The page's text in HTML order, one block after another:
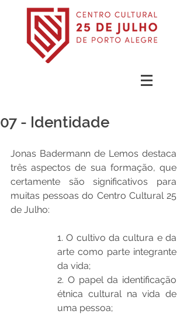
07 - Identidade
Jonas Badermann de Lemos destaca
três aspectos de sua formação, que
certamente são significativos para
muitas pessoas do Centro Cultural 25
de Julho:
1. O cultivo da cultura e da
arte como parte integrante
da vida;
2. O papel da identificação
étnica cultural na vida de
uma pessoa;